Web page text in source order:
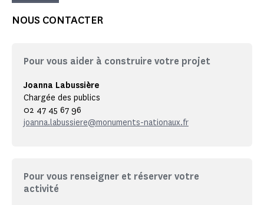
NOUS CONTACTER
Pour vous aider à construire votre projet
Joanna Labussière
Chargée des publics
02 47 45 67 96
joanna.labussiere@monuments-nationaux.fr
Pour vous renseigner et réserver votre
activité